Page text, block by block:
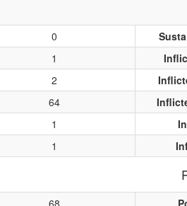
0
1
2
64
1
1
68